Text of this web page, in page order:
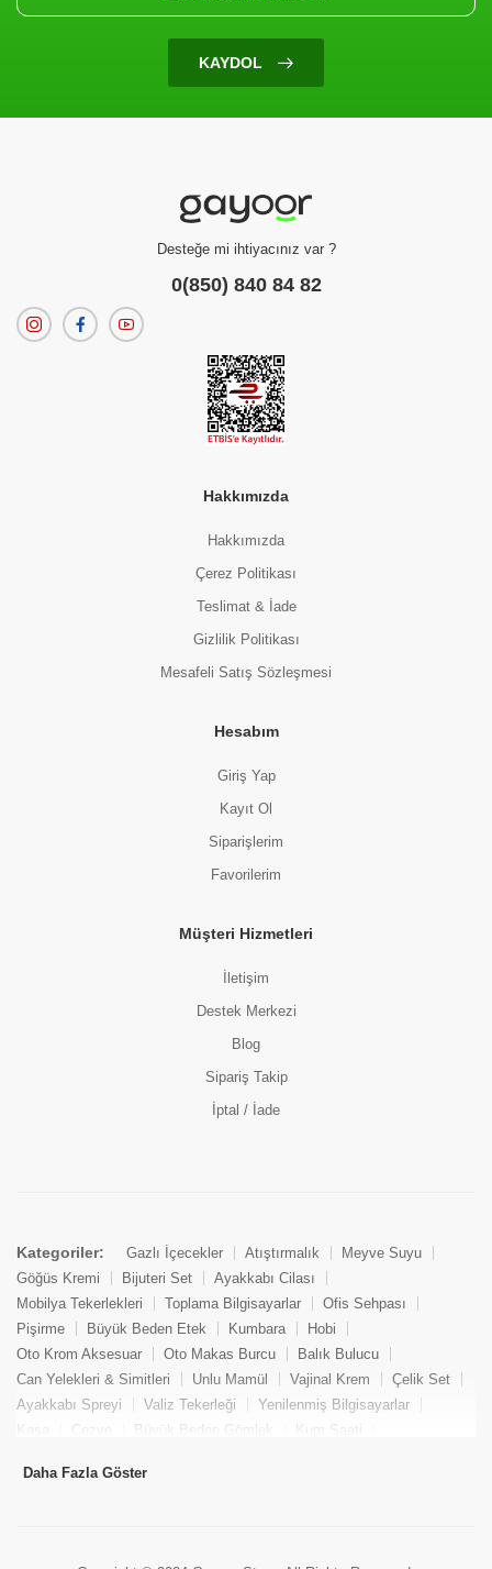
Filtrenize Uygun
Ürün Bulunamadı
KAYDOL
Desteğe mi ihtiyacınız var ?
0(850) 840 84 82
Hakkımızda
Hakkımızda
Çerez Politikası
Teslimat & İade
Gizlilik Politikası
Mesafeli Satış Sözleşmesi
Hesabım
Giriş Yap
Kayıt Ol
Siparişlerim
Favorilerim
Müşteri Hizmetleri
İletişim
Destek Merkezi
Blog
Sipariş Takip
İptal / İade
Kategoriler: Gazlı İçecekler Atıştırmalık
Meyve Suyu
Göğüs Kremi
Bijuteri Set
Ayakkabı Cilası
Mobilya Tekerlekleri
Toplama Bilgisayarlar
Ofis Sehpası
Pişirme
Büyük Beden Etek Kumbara
Hobi
Oto Krom Aksesuar
Oto Makas Burcu
Balık Bulucu
Can Yelekleri & Simitleri
Unlu Mamül Vajinal Krem
Çelik Set
Ayakkabı Spreyi
Valiz Tekerleği
Yenilenmiş Bilgisayarlar
Kasa
Cezve Büyük Beden Gömlek
Kum Saati
Tekne Bağlama & Demirleme
Daha Fazla Göster